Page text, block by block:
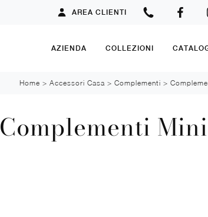
AREA CLIENTI
AZIENDA COLLEZIONI
Home > Accessori Casa > Complementi >
Complementi